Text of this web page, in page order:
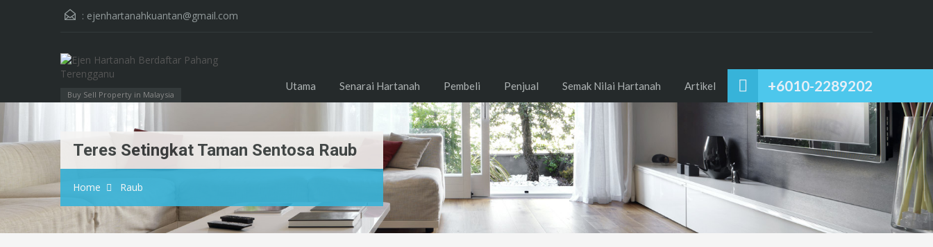
: ejenhartanahkuantan@gmail.com
Buy Sell Property in Malaysia
+6010-2289202
Utama Senarai Hartanah Pembeli Penjual Semak Nilai Hartanah Artikel
Teres Setingkat Taman Sentosa Raub
Home Raub